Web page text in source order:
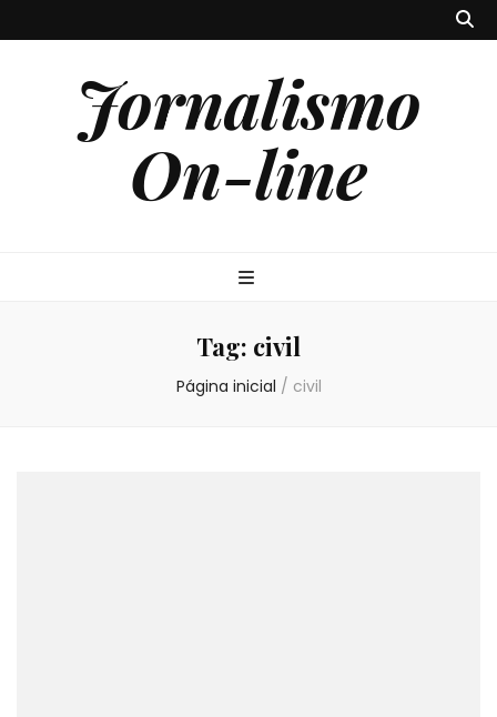
Jornalismo
On-line
Tag: civil
Página inicial / civil